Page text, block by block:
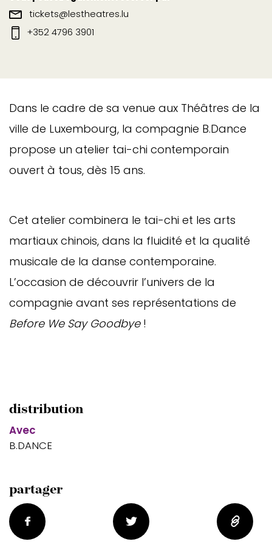
tickets@lestheatres.lu
+352 4796 3901
Dans le cadre de sa venue aux Théâtres de la
ville de Luxembourg, la compagnie B.Dance
propose un atelier tai-chi contemporain
ouvert à tous, dès 15 ans.
Cet atelier combinera le tai-chi et les arts
martiaux chinois, dans la fluidité et la qualité
musicale de la danse contemporaine.
L’occasion de découvrir l’univers de la
compagnie avant ses représentations de
Before We Say Goodbye!
distribution
Avec
B.DANCE
partager